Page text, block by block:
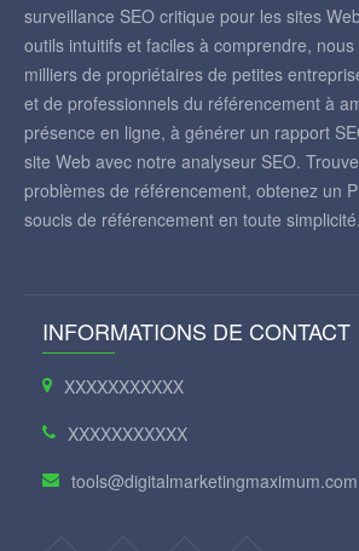
surveillance SEO critique pour les sites
outils intuitifs et faciles à comprendre,
milliers de propriétaires de petites
et de professionnels du référencement à
présence en ligne, à générer un rapport
site Web avec notre analyseur SEO.
problèmes de référencement, obtenez un
soucis de référencement en toute simplicité.
INFORMATIONS DE CONTACT
XXXXXXXXXXX
XXXXXXXXXXX
tools@digitalmarketingmaximum.com